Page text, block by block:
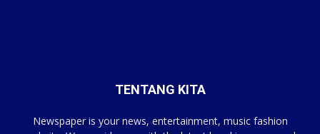
TENTANG KITA
Newspaper is your news, entertainment, music fashion